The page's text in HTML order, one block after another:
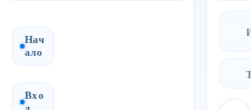
Нач
ало
Вхо